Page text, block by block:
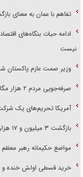
تفاهم با عمان به معنای
ادامه حیات بنگاه‌های
نیست
وزیر صمت عازم پاکستان
صرفه‌جویی مردم ۲ هزار مگاوات برق تولید کرد
آمریکا تحریم‌های یک شرکت
بازگشت ۳ میلیون و ۱۷ هزار زائر اربعین به کشور
مواضع حکیمانه رهبر
خرید قسطی اولش خنده